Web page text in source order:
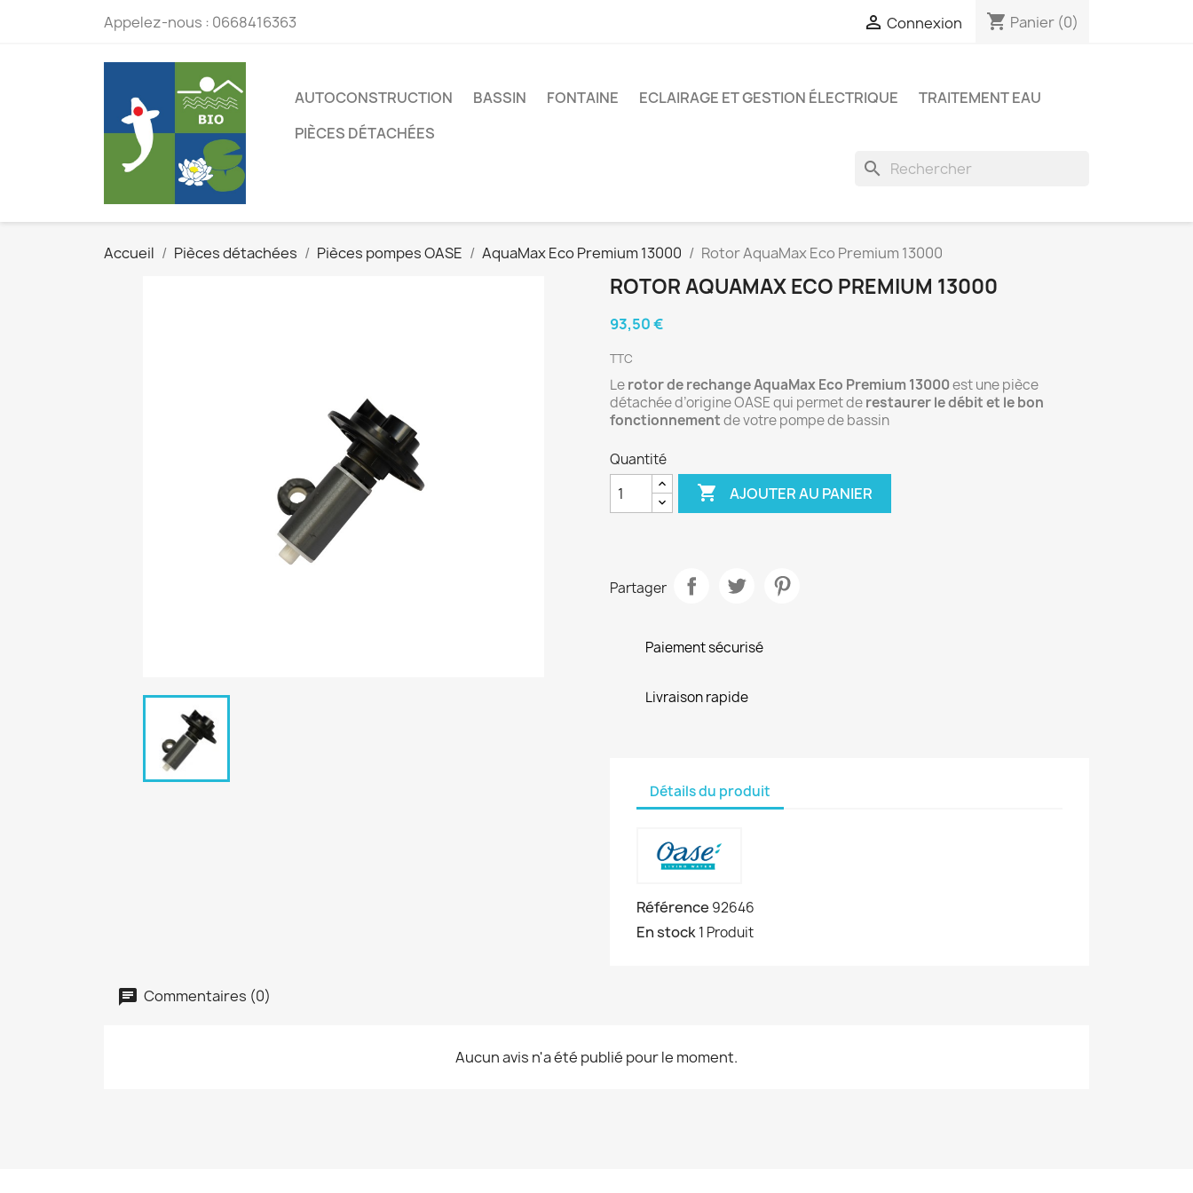
Appelez-nous : 0668416363  Connexion shopping_cart Panier (0)
AUTOCONSTRUCTION BASSIN FONTAINE ECLAIRAGE ET GESTION ÉLECTRIQUE
TRAITEMENT EAU
PIÈCES DÉTACHÉES
search
Accueil Pièces détachées Pièces pompes OASE AquaMax Eco Premium 13000 Rotor AquaMax Eco Premium 13000
ROTOR AQUAMAX ECO PREMIUM 13000
93,50 €
TTC
Lerotor de rechange AquaMax Eco Premium 13000est une pièce
détachée d’origine OASE qui permet derestaurer le débit et le bon
fonctionnementde votre pompe de bassin
Quantité
 AJOUTER AU PANIER
Partager
Paiement sécurisé
Livraison rapide
Détails du produit
Référence 92646
En stock1 Produit
Commentaires (0)
Aucun avis n'a été publié pour le moment.